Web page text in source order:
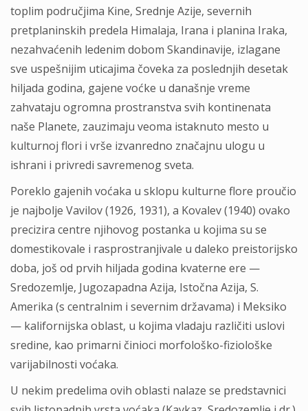
toplim područjima Kine, Srednje Azije, severnih
pretplaninskih predela Himalaja, Irana i planina Iraka,
nezahvaćenih ledenim dobom Skandinavije, izlagane
sve uspešnijim uticajima čoveka za poslednjih desetak
hiljada godina, gajene voćke u današnje vreme
zahvataju ogromna prostranstva svih kontinenata
naše Planete, zauzimaju veoma istaknuto mesto u
kulturnoj flori i vrše izvanredno značajnu ulogu u
ishrani i privredi savremenog sveta.
Poreklo gajenih voćaka u sklopu kulturne flore proučio
je najbolje Vavilov (1926, 1931), a Kovalev (1940) ovako
precizira centre njihovog postanka u kojima su se
domestikovale i rasprostranjivale u daleko preistorijsko
doba, još od prvih hiljada godina kvaterne ere —
Sredozemlje, Jugozapadna Azija, Istočna Azija, S.
Amerika (s centralnim i severnim državama) i Meksiko
— kalifornijska oblast, u kojima vladaju različiti uslovi
sredine, kao primarni činioci morfološko-fiziološke
varijabilnosti voćaka.
U nekim predelima ovih oblasti nalaze se predstavnici